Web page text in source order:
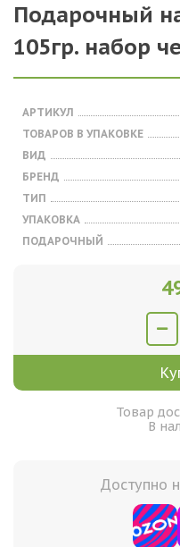
Подарочный
105гр. набор
АРТИКУЛ
ТОВАРОВ В УПАКОВКЕ
ВИД
БРЕНД
ТИП
УПАКОВКА
ПОДАРОЧНЫЙ
Товар
В
Доступно